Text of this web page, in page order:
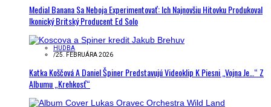
Medial Banana Sa Neboja Experimentovať: Ich Najnovšiu Hitovku Produkoval
Ikonický Britský Producent Ed Solo
HUDBA
/25. FEBRUÁRA 2026
Katka Koščová A Daniel Špiner Predstavujú Videoklip K Piesni „Vojna Je…“ Z
Albumu „Krehkosť“